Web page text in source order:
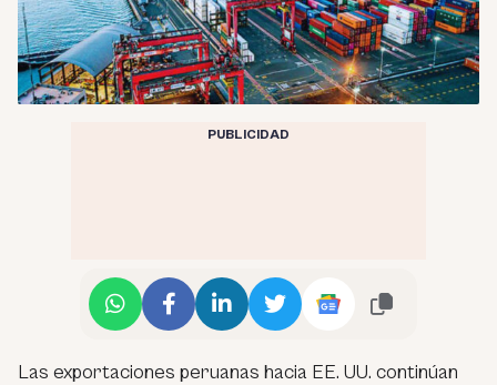
PUBLICIDAD
Las exportaciones peruanas hacia EE. UU. continúan